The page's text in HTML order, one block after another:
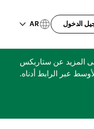
الدخول AR
تعرّف على المزيد عن ستاربكس
عبر الرابط أدناه.